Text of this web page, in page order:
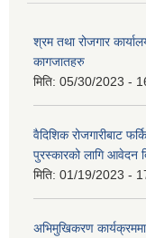
श्रम तथा रोजगार
कागजातहरु
मिति: 05/30/2023 -
वैदिशिक रोजगारीबाट
पुरस्कारको लागि आवेदन
मिति: 01/19/2023 -
अभिमुखिकरण